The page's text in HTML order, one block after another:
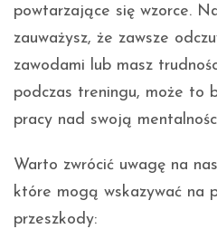
powtarzające się wzorce.
zauważysz, że zawsze
zawodami lub masz
podczas treningu, może to
pracy nad swoją
Warto zwrócić uwagę na
które mogą wskazywać na
przeszkody: